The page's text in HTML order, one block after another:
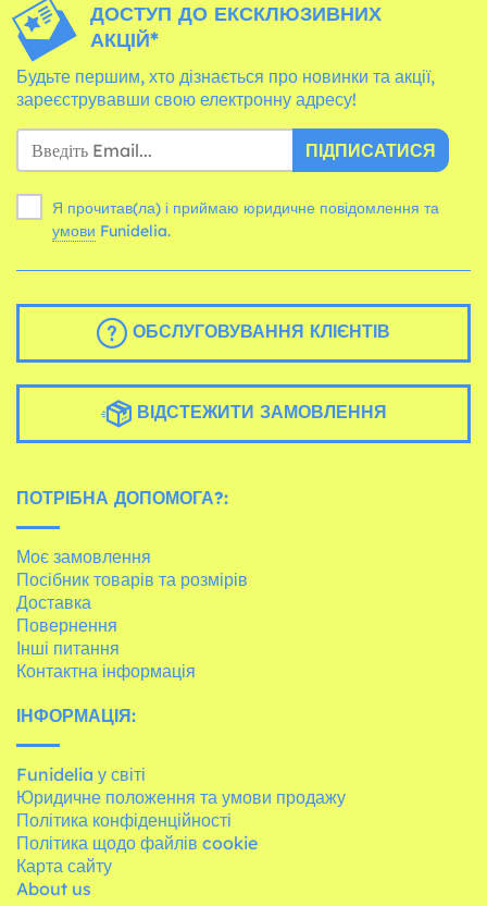
ДОСТУП ДО ЕКСКЛЮЗИВНИХ
АКЦІЙ*
Будьте першим, хто дізнається про новинки та акції,
зареєструвавши свою електронну адресу!
ПІДПИСАТИСЯ
Я прочитав(ла) і приймаю юридичне повідомлення та
умови Funidelia.
ОБСЛУГОВУВАННЯ КЛІЄНТІВ
ВІДСТЕЖИТИ ЗАМОВЛЕННЯ
ПОТРІБНА ДОПОМОГА?:
Моє замовлення
Посібник товарів та розмірів
Доставка
Повернення
Інші питання
Контактна інформація
ІНФОРМАЦІЯ:
Funidelia у світі
Юридичне положення та умови продажу
Політика конфіденційності
Політика щодо файлів cookie
Карта сайту
About us